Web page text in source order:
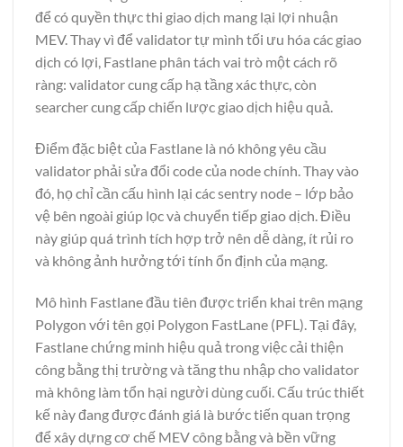
để có quyền thực thi giao dịch mang lại lợi nhuận
MEV. Thay vì để validator tự mình tối ưu hóa các giao
dịch có lợi, Fastlane phân tách vai trò một cách rõ
ràng: validator cung cấp hạ tầng xác thực, còn
searcher cung cấp chiến lược giao dịch hiệu quả.
Điểm đặc biệt của Fastlane là nó không yêu cầu
validator phải sửa đổi code của node chính. Thay vào
đó, họ chỉ cần cấu hình lại các sentry node – lớp bảo
vệ bên ngoài giúp lọc và chuyển tiếp giao dịch. Điều
này giúp quá trình tích hợp trở nên dễ dàng, ít rủi ro
và không ảnh hưởng tới tính ổn định của mạng.
Mô hình Fastlane đầu tiên được triển khai trên mạng
Polygon với tên gọi Polygon FastLane (PFL). Tại đây,
Fastlane chứng minh hiệu quả trong việc cải thiện
công bằng thị trường và tăng thu nhập cho validator
mà không làm tổn hại người dùng cuối. Cấu trúc thiết
kế này đang được đánh giá là bước tiến quan trọng
để xây dựng cơ chế MEV công bằng và bền vững